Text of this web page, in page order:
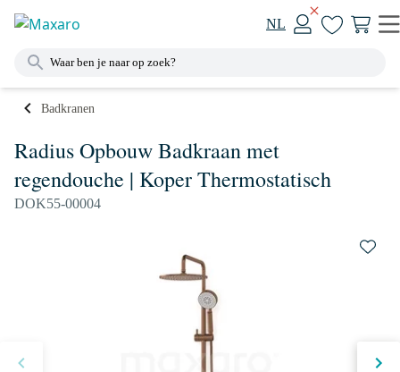
NL
Badkranen
Radius Opbouw Badkraan met
regendouche | Koper Thermostatisch
DOK55-00004